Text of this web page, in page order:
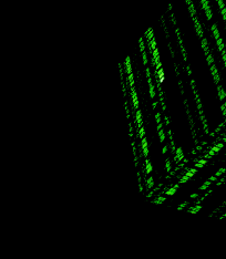
городах